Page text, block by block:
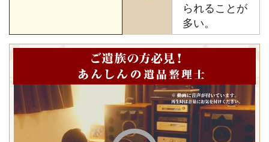
られることが
多い。